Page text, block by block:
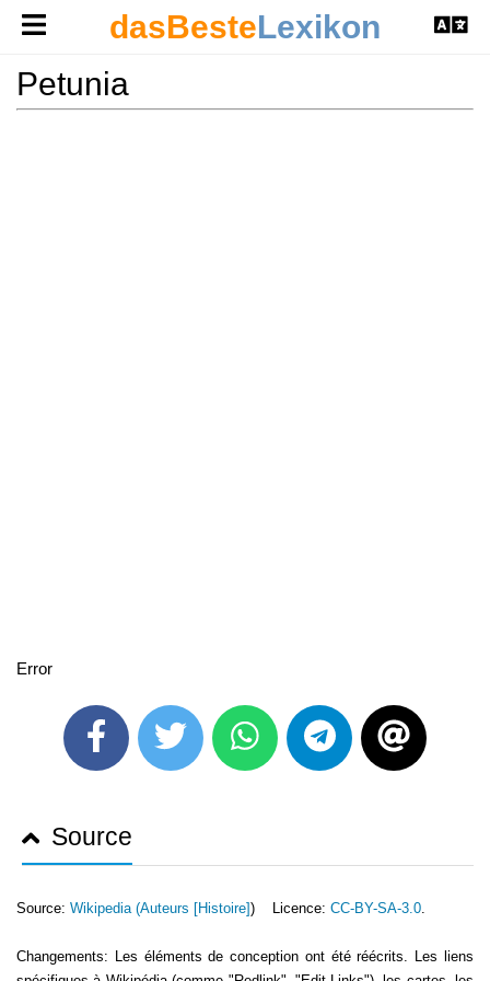
dasBesteLexikon
Petunia
Error
Source
Source: Wikipedia (Auteurs [Histoire]) Licence: CC-BY-SA-3.0.
Changements: Les éléments de conception ont été réécrits. Les liens